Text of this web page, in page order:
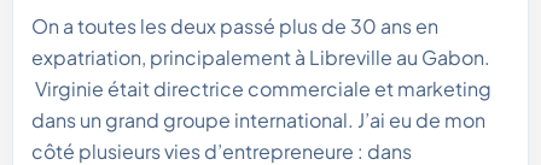
On a toutes les deux passé plus de 30 ans en
expatriation, principalement à Libreville au Gabon.
Virginie était directrice commerciale et marketing
dans un grand groupe international. J’ai eu de mon
côté plusieurs vies d’entrepreneure : dans